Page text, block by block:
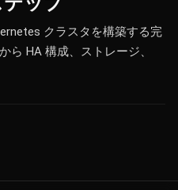
クラスタを構築する完
ら HA 構成、ストレージ、